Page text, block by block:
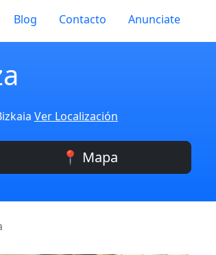
Blog Contacto Anunciate
Ver Localización
📍 Mapa